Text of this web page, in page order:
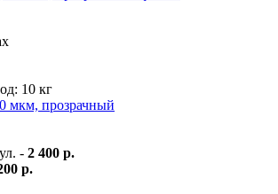
10 кг
мкм, прозрачный
- 2 400 р.
р.